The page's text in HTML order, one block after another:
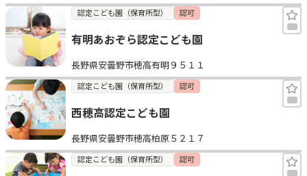
認定こども園（保育所型） 認可
有明あおぞら認定こども園
長野県安曇野市穂高有明９５１１
認定こども園（保育所型） 認可
西穂高認定こども園
長野県安曇野市穂高柏原５２１７
認定こども園（保育所型） 認可